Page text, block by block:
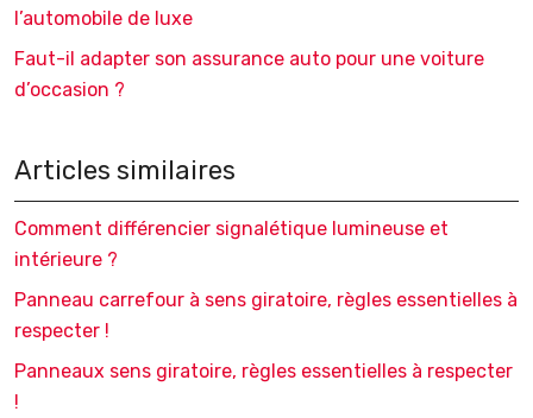
l’automobile de luxe
Faut-il adapter son assurance auto pour une voiture
d’occasion ?
Articles similaires
Comment différencier signalétique lumineuse et
intérieure ?
Panneau carrefour à sens giratoire, règles essentielles à
respecter !
Panneaux sens giratoire, règles essentielles à respecter
!